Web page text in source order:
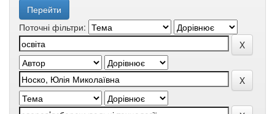
Поточні фільтри: